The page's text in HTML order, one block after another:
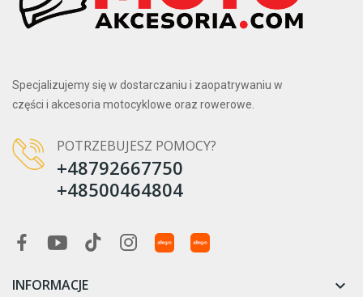
Specjalizujemy się w dostarczaniu i zaopatrywaniu w
części i akcesoria motocyklowe oraz rowerowe.
POTRZEBUJESZ POMOCY?
+48792667750
+48500464804
INFORMACJE 